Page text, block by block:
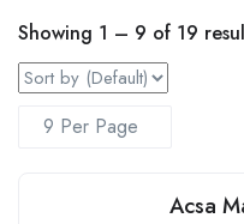
Showing 1 – 9 of 19
Acsa